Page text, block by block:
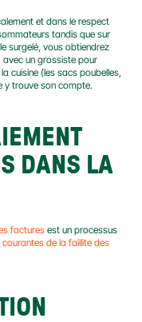
et dans le respect
surgelé, vous obtiendrez
un grossiste pour
cuisine (les sacs poubelles,
y trouve son compte.
DANS LA
factures est un processus
de la faillite des